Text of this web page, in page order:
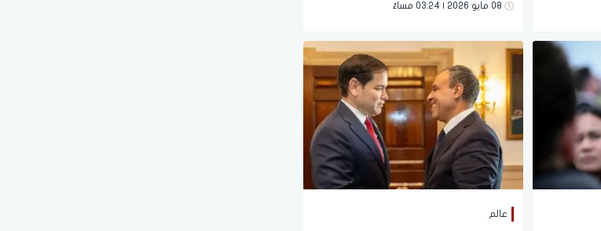
08 مايو 2026 | 03:24 مساءً
عالم